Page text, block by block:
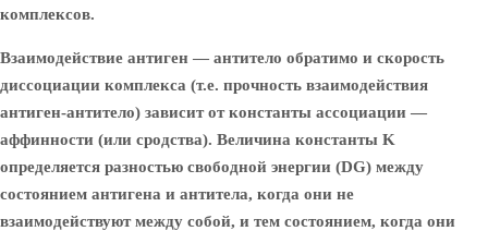
комплексов.
Взаимодействие антиген — антитело обратимо и скорость
диссоциации комплекса (т.е. прочность взаимодействия
антиген-антитело) зависит от константы ассоциации —
аффинности (или сродства). Величина константы K
определяется разностью свободной энергии (DG) между
состоянием антигена и антитела, когда они не
взаимодействуют между собой, и тем состоянием, когда они